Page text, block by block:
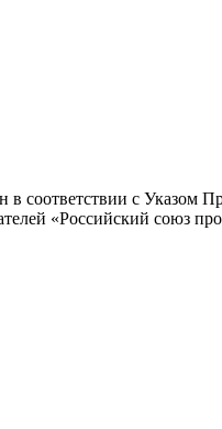
с Указом
«Российский союз